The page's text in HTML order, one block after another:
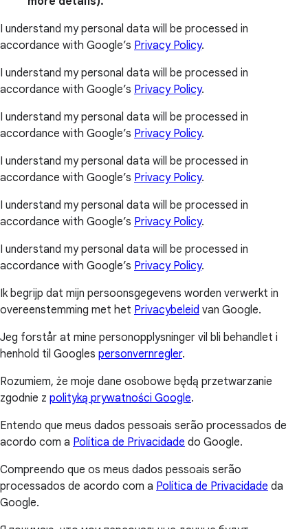
I understand my personal data will be processed in
accordance with Google’s Privacy Policy.
I understand my personal data will be processed in
accordance with Google’s Privacy Policy.
I understand my personal data will be processed in
accordance with Google’s Privacy Policy.
I understand my personal data will be processed in
accordance with Google’s Privacy Policy.
I understand my personal data will be processed in
accordance with Google’s Privacy Policy.
I understand my personal data will be processed in
accordance with Google’s Privacy Policy.
Ik begrijp dat mijn persoonsgegevens worden verwerkt in
overeenstemming met het Privacybeleid van Google.
Jeg forstår at mine personopplysninger vil bli behandlet i
henhold til Googles personvernregler.
Rozumiem, że moje dane osobowe będą przetwarzanie
zgodnie z polityką prywatności Google.
Entendo que meus dados pessoais serão processados de
acordo com a Política de Privacidade do Google.
Compreendo que os meus dados pessoais serão
processados de acordo com a Política de Privacidade da
Google.